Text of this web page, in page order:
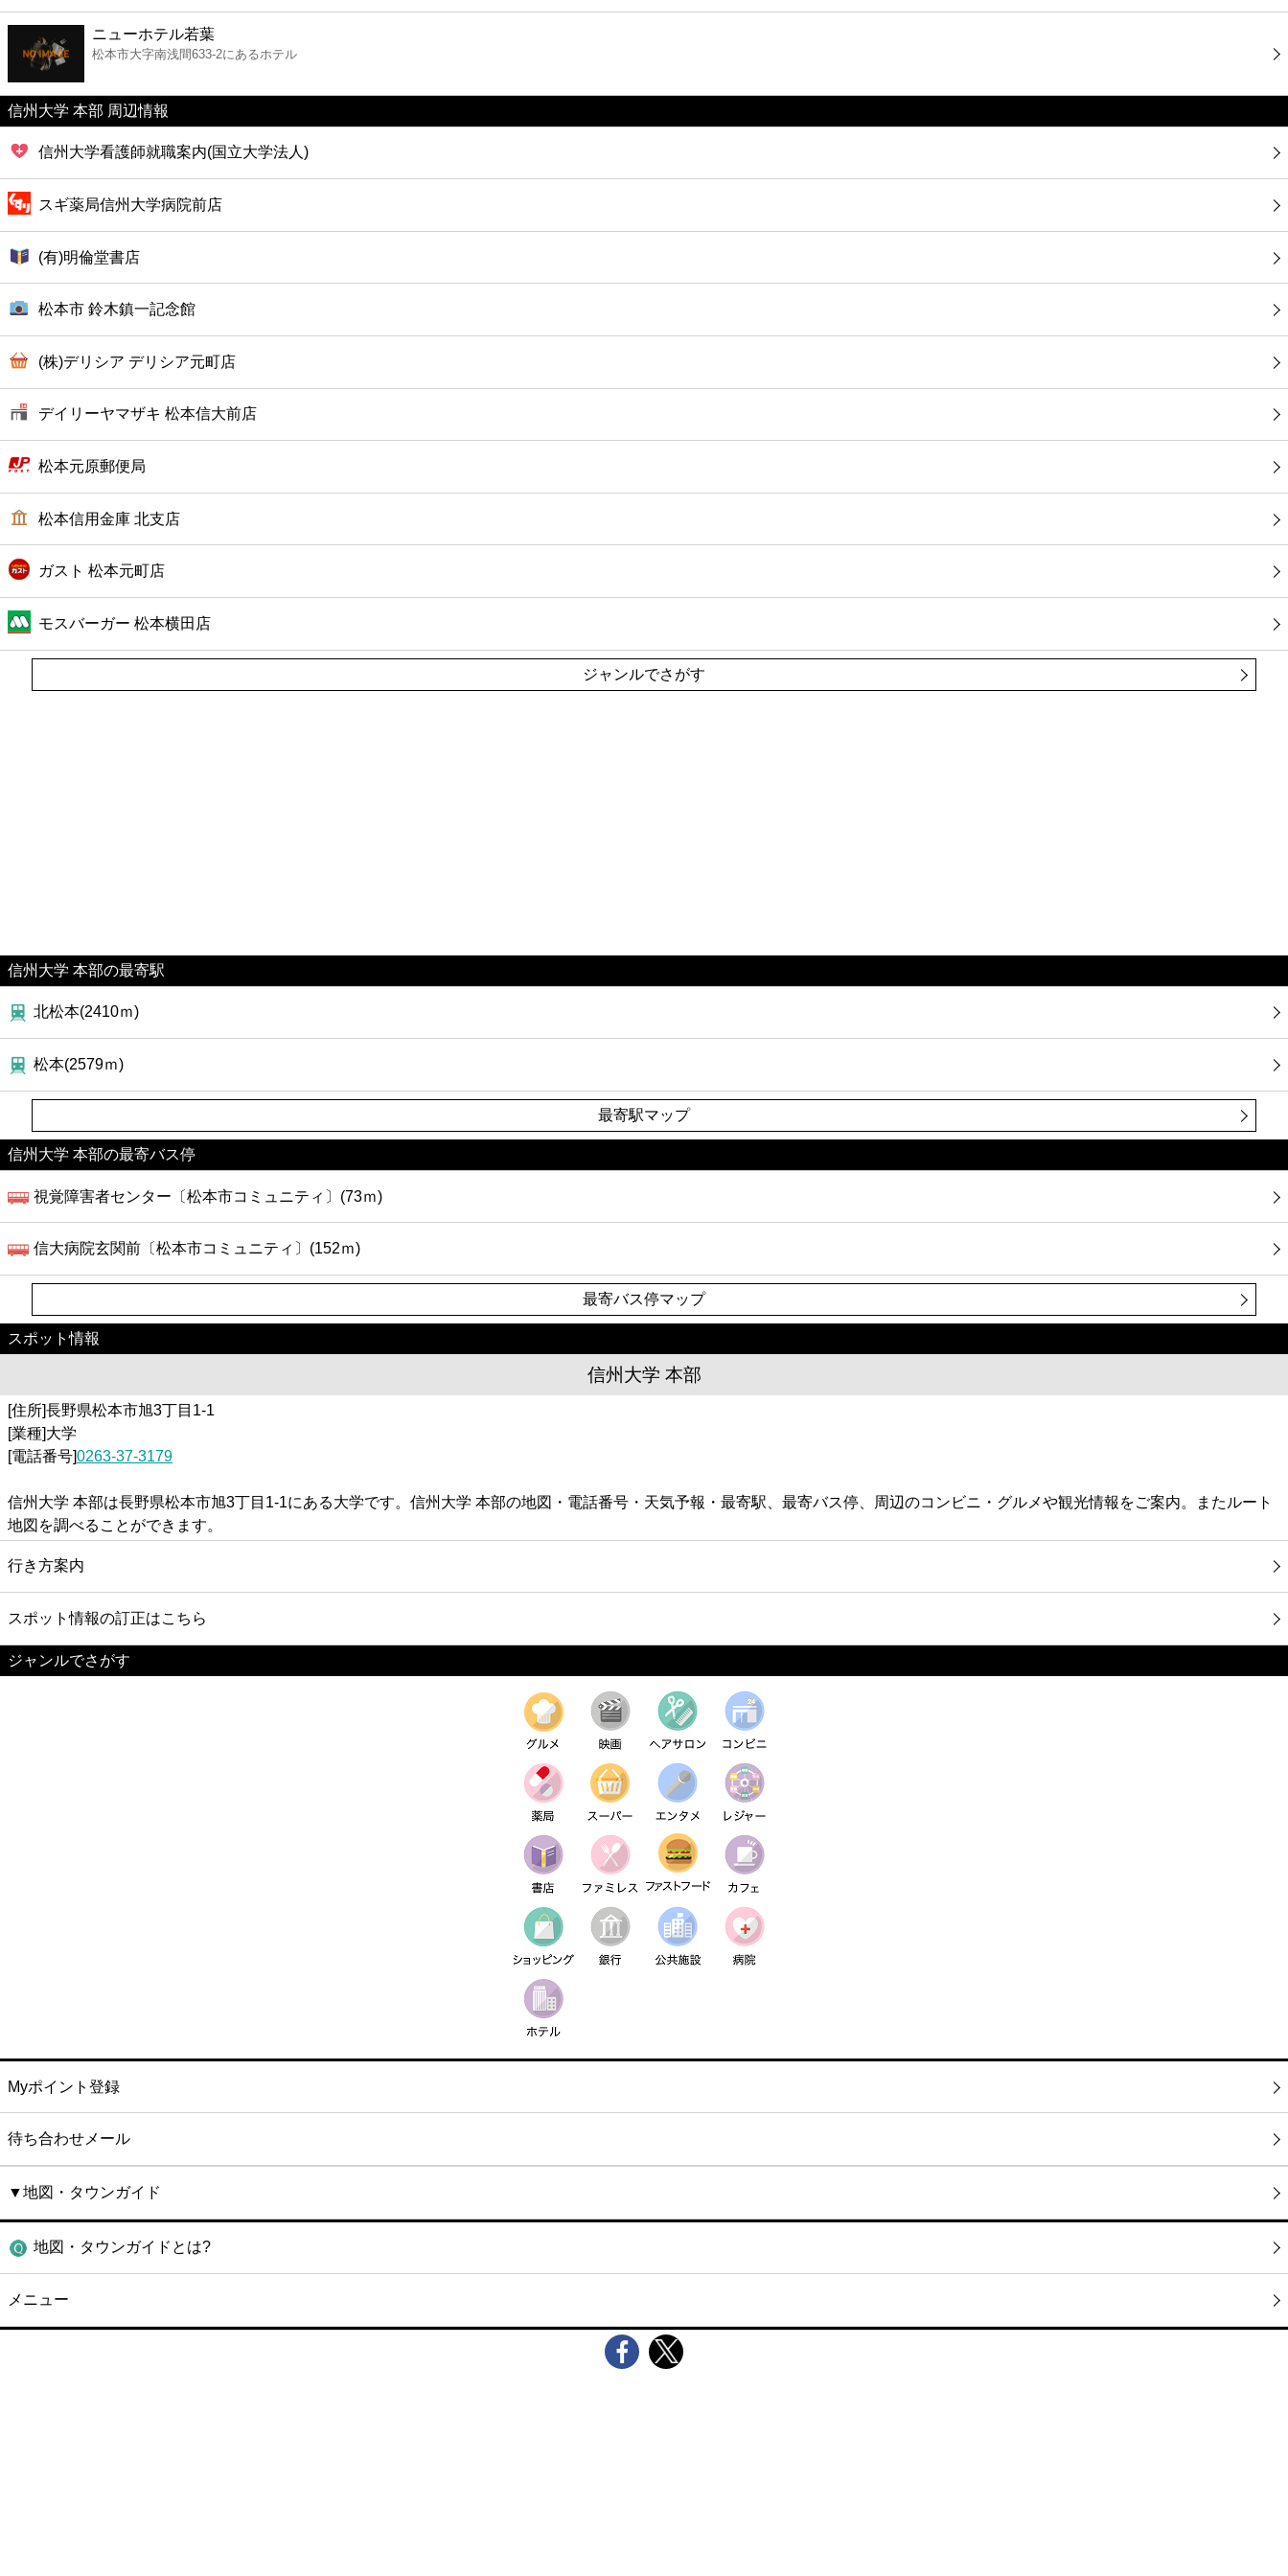
ファーストフード
カフェ
ショッピング
銀行
公共
病院
ニューホテル若葉
松本市大字南浅間633-2にあるホテル
信州大学 本部 周辺情報
信州大学看護師就職案内(国立大学法人)
スギ薬局信州大学病院前店
(有)明倫堂書店
松本市 鈴木鎮一記念館
(株)デリシア デリシア元町店
デイリーヤマザキ 松本信大前店
松本元原郵便局
松本信用金庫 北支店
ガスト 松本元町店
モスバーガー 松本横田店
ジャンルでさがす
信州大学 本部の最寄駅
北松本(2410ｍ)
松本(2579ｍ)
最寄駅マップ
信州大学 本部の最寄バス停
視覚障害者センター〔松本市コミュニティ〕(73ｍ)
信大病院玄関前〔松本市コミュニティ〕(152ｍ)
最寄バス停マップ
スポット情報
信州大学 本部
[住所]長野県松本市旭3丁目1-1
[業種]大学
[電話番号]0263-37-3179
信州大学 本部は長野県松本市旭3丁目1-1にある大学です。信州大学 本部の地図・電話番号・天気予報・最寄駅、最寄バス停、周辺のコンビニ・グルメや観光情報をご案内。またルート
地図を調べることができます。
行き方案内
スポット情報の訂正はこちら
ジャンルでさがす
Myポイント登録
待ち合わせメール
▼地図・タウンガイド
地図・タウンガイドとは?
メニュー